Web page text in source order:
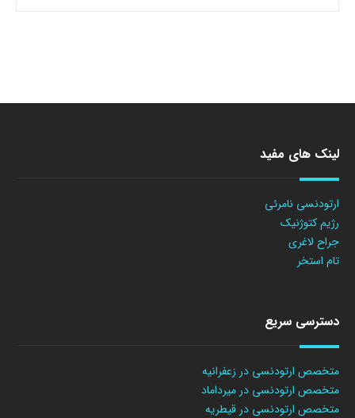
لینک های مفید
ارتودنسی نامرئی
رژیم کتوژنیک
جراح لاغری
تام استخر
دسترسی سریع
متخصص ارتودنسی در زعفرانیه
متخصص ارتودنسی در میرداماد
متخصص ارتودنسی در قیطریه